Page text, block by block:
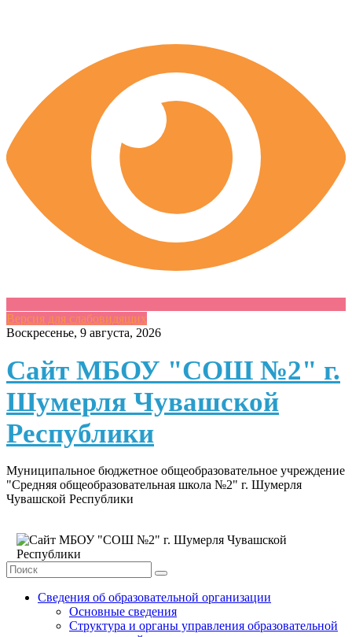
Версия для слабовидящих
Skip
content
Воскресенье, 9 августа, 2026
Сайт МБОУ "СОШ №2" г.
Шумерля Чувашской
Республики
Муниципальное бюджетное общеобразовательное учреждение
"Средняя общеобразовательная школа №2" г. Шумерля
Чувашской Республики
Сведения об образовательной организации
Основные сведения
Структура и органы управления образовательной